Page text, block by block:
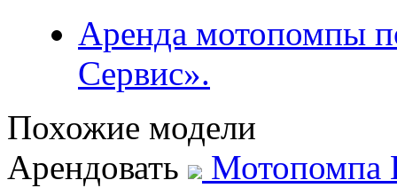
Аренда мотопомпы
Сервис».
Похожие модели
Арендовать
Мотопомпа